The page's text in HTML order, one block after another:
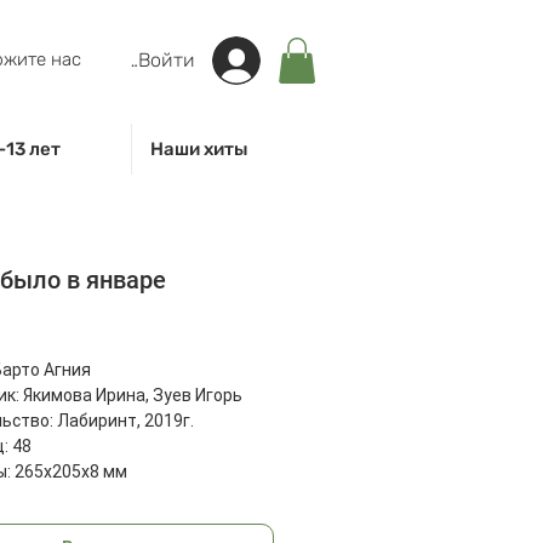
нас Войти
13 лет Наши хиты
в январе
Агния
Якимова Ирина, Зуев Игорь
Лабиринт, 2019г.
48
265x205x8 мм